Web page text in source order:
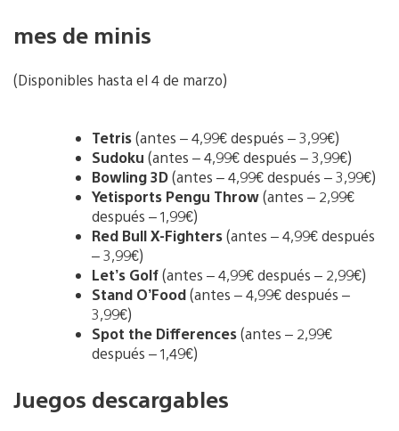
mes de minis
(Disponibles hasta el 4 de marzo)
Tetris(antes – 4,99€ después – 3,99€)
Sudoku (antes – 4,99€ después – 3,99€)
Bowling 3D(antes – 4,99€ después – 3,99€)
Yetisports Pengu Throw(antes – 2,99€
después – 1,99€)
Red Bull X-Fighters(antes – 4,99€ después
– 3,99€)
Let’s Golf(antes – 4,99€ después – 2,99€)
Stand O’Food(antes – 4,99€ después –
3,99€)
Spot the Differences(antes – 2,99€
después – 1,49€)
Juegos descargables